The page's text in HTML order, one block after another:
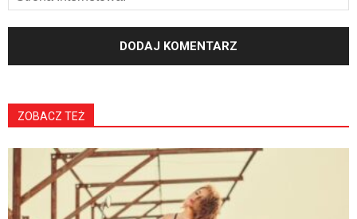
ZOBACZ TEŻ